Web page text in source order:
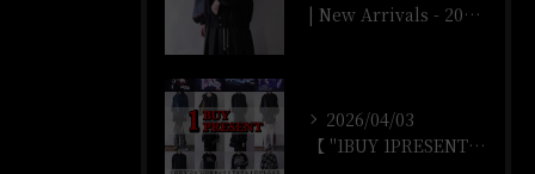
| New Arrivals - 2026/4/4 |
2026/04/03
【 "1BUY 1PRESENT" オンラインストア開催‼️...